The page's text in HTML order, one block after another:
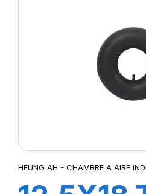
HEUNG AH - CHAMBRE A AIRE